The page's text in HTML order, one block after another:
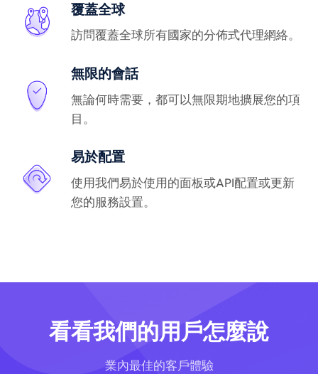
覆蓋全球
訪問覆蓋全球所有國家的分佈式代理網絡。
無限的會話
無論何時需要，都可以無限期地擴展您的項
目。
易於配置
使用我們易於使用的面板或API配置或更新
您的服務設置。
看看我們的用戶怎麼說
業內最佳的客戶體驗